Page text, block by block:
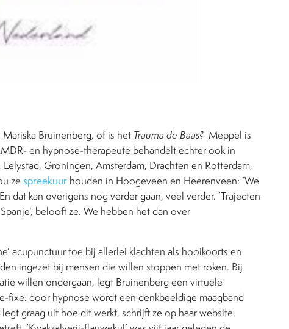
Bruinenberg, of is het Trauma de Baas? Meppel is
en hypnose-therapeute behandelt echter ook in
Groningen, Amsterdam, Drachten en Rotterdam,
ze spreekuur houden in Hoogeveen en Heerenveen: ‘We
dat kan overigens nog verder gaan, veel verder. ‘Trajecten
belooft ze. We hebben het dan over
acupunctuur toe bij allerlei klachten als hooikoorts en
ingezet bij mensen die willen stoppen met roken. Bij
willen ondergaan, legt Bruinenberg een virtuele
fixe: door hypnose wordt een denkbeeldige maagband
legt graag uit hoe dit werkt, schrijft ze op haar website.